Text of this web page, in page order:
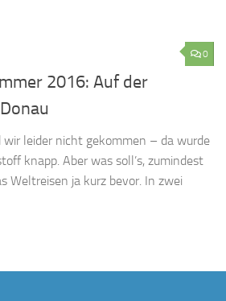
0
2016: Auf der
wir leider nicht gekommen – da wurde
knapp. Aber was soll’s, zumindest
Weltreisen ja kurz bevor. In zwei